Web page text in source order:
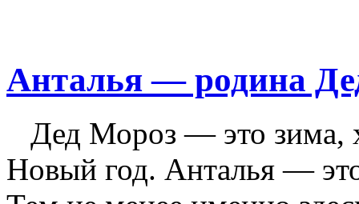
Анталья — родина
Дед Мороз — это зима,
Новый год. Анталья —